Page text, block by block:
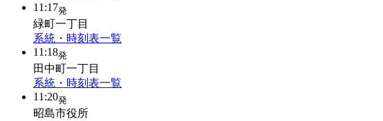
11:17発
緑町一丁目
系統・時刻表一覧
11:18発
田中町一丁目
系統・時刻表一覧
11:20発
昭島市役所